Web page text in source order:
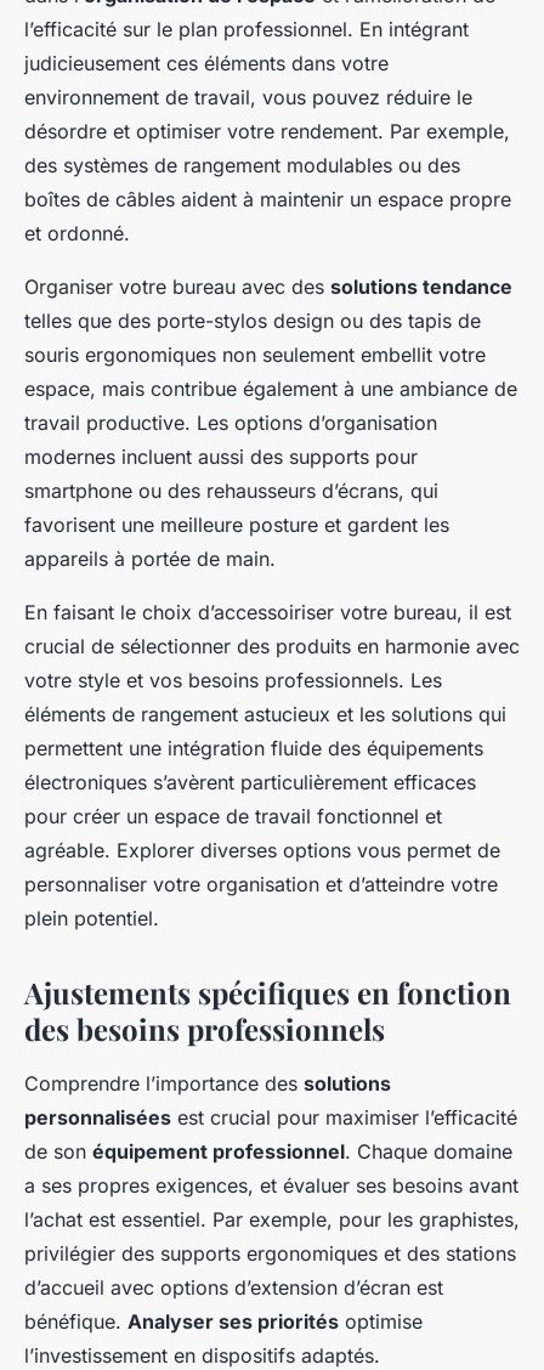
l’efficacité sur le plan professionnel. En intégrant
judicieusement ces éléments dans votre
environnement de travail, vous pouvez réduire le
désordre et optimiser votre rendement. Par exemple,
des systèmes de rangement modulables ou des
boîtes de câbles aident à maintenir un espace propre
et ordonné.
Organiser votre bureau avec des solutions tendance
telles que des porte-stylos design ou des tapis de
souris ergonomiques non seulement embellit votre
espace, mais contribue également à une ambiance de
travail productive. Les options d’organisation
modernes incluent aussi des supports pour
smartphone ou des rehausseurs d’écrans, qui
favorisent une meilleure posture et gardent les
appareils à portée de main.
En faisant le choix d’accessoiriser votre bureau, il est
crucial de sélectionner des produits en harmonie avec
votre style et vos besoins professionnels. Les
éléments de rangement astucieux et les solutions qui
permettent une intégration fluide des équipements
électroniques s’avèrent particulièrement efficaces
pour créer un espace de travail fonctionnel et
agréable. Explorer diverses options vous permet de
personnaliser votre organisation et d’atteindre votre
plein potentiel.
Ajustements spécifiques en fonction
des besoins professionnels
Comprendre l’importance des solutions
personnalisées est crucial pour maximiser l’efficacité
de son équipement professionnel. Chaque domaine
a ses propres exigences, et évaluer ses besoins avant
l’achat est essentiel. Par exemple, pour les graphistes,
privilégier des supports ergonomiques et des stations
d’accueil avec options d’extension d’écran est
bénéfique. Analyser ses priorités optimise
l’investissement en dispositifs adaptés.